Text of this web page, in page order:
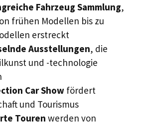
Fahrzeug Sammlung,
frühen Modellen bis zu
erstreckt
Ausstellungen, die
und -technologie
Car Show fördert
und Tourismus
Touren werden von